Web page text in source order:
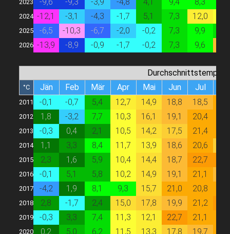
2023
2024 -12,1 -3,1 -4,3 -1,7 5,1 7,3 12,0
2025 -6,5 -10,3 -6,7 -2,0 -0,2 7,3 9,9
2026 -13,9 -8,9 -0,9 -1,7 -0,2 7,3 9,6
°C Jän Feb Mär Apr Mai Jun Jul
2011 -0,1 -0,7 5,4 12,7 14,9 18,8 18,5
2012 1,8 -3,2 7,7 10,3 16,1 19,1 20,4
2013 -0,3 0,4 2,1 10,5 14,2 17,5 21,4
2014 1,1 3,3 8,4 11,7 13,9 18,6 20,6
2015 2,3 1,6 5,9 10,4 14,4 18,7 22,7
2016 -0,1 5,1 5,8 10,2 14,9 19,1 21,1
2017 -4,2 1,9 8,1 9,3 15,7 21,0 20,8
2018 2,8 -1,7 2,4 15,0 17,8 19,9 21,2
2019 -0,3 3,3 7,4 11,3 12,1 22,7 21,1
2020 0,2 5,0 6,2 11,5 13,3 17,8 19,7